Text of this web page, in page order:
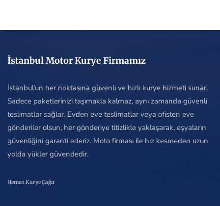
İstanbul Motor Kurye Firmamız
İstanbul'un her noktasına güvenli ve hızlı kurye hizmeti sunar.
Sadece paketlerinizi taşımakla kalmaz, aynı zamanda güvenli
teslimatlar sağlar. Evden eve teslimatlar veya ofisten eve
gönderiler olsun, her gönderiye titizlikle yaklaşarak, eşyaların
güvenliğini garanti ederiz. Moto firması ile hız kesmeden uzun
yolda yükler güvendedir.
Hemen Kurye Çağır